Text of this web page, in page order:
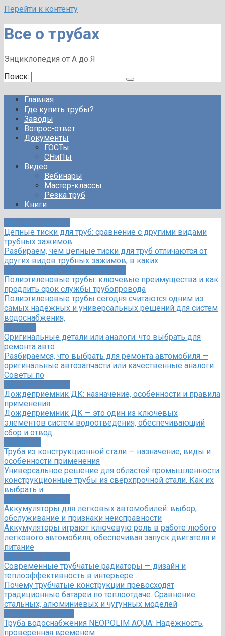
Перейти к контенту
Все о трубах
Энциклопедия от А до Я
Поиск:
Главная
Где купить трубы?
Заводы
Вопрос-ответ
Документы
ГОСТы
СНиПы
Видео
Вебинары
Мастер-классы
Резка труб
Книги
Монтаж и ремонт
Цепные тиски для труб: сравнение с другими видами
трубных зажимов
Разбираем, чем цепные тиски для труб отличаются от
других видов трубных зажимов, в каких
Обзор моделей труб и фитингов
Полиэтиленовые трубы: ключевые преимущества и как
продлить срок службы трубопровода
Полиэтиленовые трубы сегодня считаются одним из
самых надёжных и универсальных решений для систем
водоснабжения,
Новости
Оригинальные детали или аналоги: что выбрать для
ремонта авто
Разбираемся, что выбрать для ремонта автомобиля —
оригинальные автозапчасти или качественные аналоги.
Советы по
Монтаж и ремонт
Дождеприемник ДК: назначение, особенности и правила
применения
Дождеприемник ДК — это один из ключевых
элементов систем водоотведения, обеспечивающий
сбор и отвод
Стальные
Труба из конструкционной стали — назначение, виды и
особенности применения
Универсальное решение для областей промышленности:
конструкционные трубы из сверхпрочной стали. Как их
выбрать и
Монтаж и ремонт
Аккумуляторы для легковых автомобилей: выбор,
обслуживание и признаки неисправности
Аккумуляторы играют ключевую роль в работе любого
легкового автомобиля, обеспечивая запуск двигателя и
питание
Монтаж и ремонт
Современные трубчатые радиаторы — дизайн и
теплоэффективность в интерьере
Почему трубчатые конструкции превосходят
традиционные батареи по теплоотдаче. Сравнение
стальных, алюминиевых и чугунных моделей
Где купить трубы?
Труба водоснабжения NEOPOLIM AQUA: Надёжность,
проверенная временем